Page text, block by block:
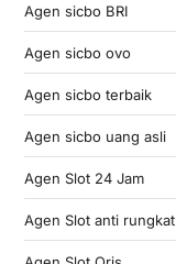
Agen sicbo BRI
Agen sicbo ovo
Agen sicbo terbaik
Agen sicbo uang asli
Agen Slot 24 Jam
Agen Slot anti rungkat